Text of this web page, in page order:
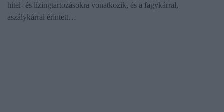
hitel- és lízingtartozásokra vonatkozik, és a fagykárral,
aszálykárral érintett…